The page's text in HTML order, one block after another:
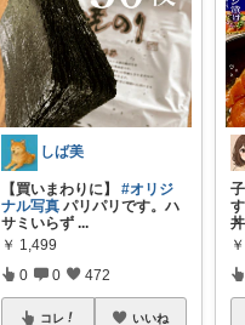
しば美
【買いまわりに】#オリジ
ナル写真 パリパリです。ハ
サミいらず ...
￥ 1,499
0 0 472
コレ いいね
￥